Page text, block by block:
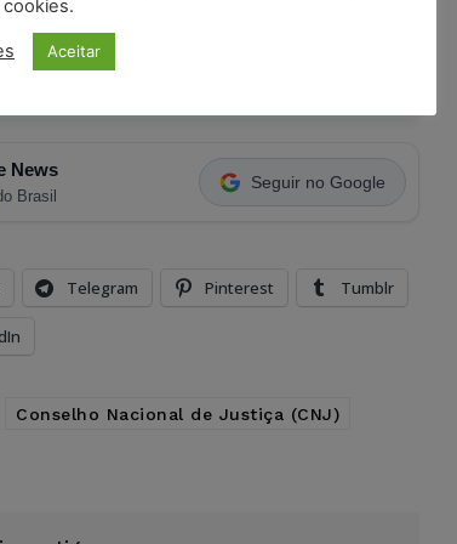
News
Brasil
Seguir no Google
Telegram Pinterest Tumblr
Conselho Nacional de Justiça (CNJ)
cookies.
Aceitar